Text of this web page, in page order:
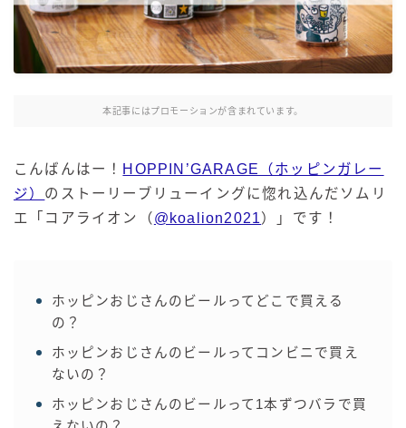
ノンアルコールビール
微アルコール
本記事にはプロモーションが含まれています。
こんばんはー！ HOPPIN’GARAGE（ホッピンガレー
ジ） のストーリーブリューイングに惚れ込んだソムリ
エ「コアライオン（ @koalion2021）」です！
ホッピンおじさんのビールってどこで買える
の？
ホッピンおじさんのビールってコンビニで買え
ないの？
ホッピンおじさんのビールって1本ずつバラで買